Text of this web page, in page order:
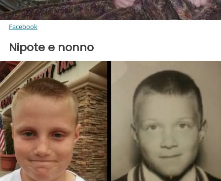
Facebook
Nipote e nonno